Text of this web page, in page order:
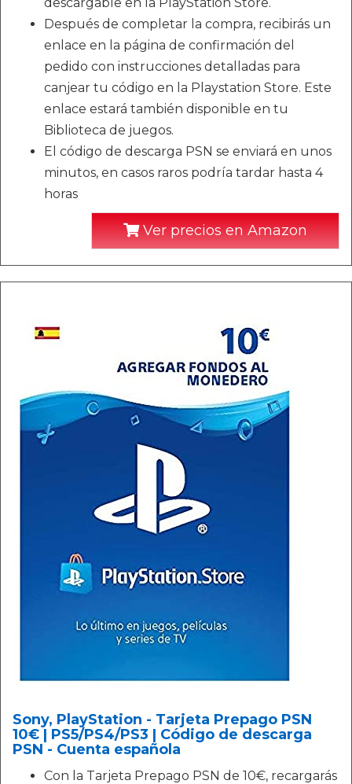
Después de completar la compra, recibirás un
enlace en la página de confirmación del
pedido con instrucciones detalladas para
canjear tu código en la Playstation Store. Este
enlace estará también disponible en tu
Biblioteca de juegos.
El código de descarga PSN se enviará en unos
minutos, en casos raros podría tardar hasta 4
horas
Ver precios en Amazon
Sony, PlayStation - Tarjeta Prepago PSN
10€ | PS5/PS4/PS3 | Código de descarga
PSN - Cuenta española
Con la Tarjeta Prepago PSN de 10€, recargarás